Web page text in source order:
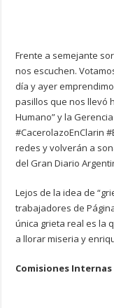
Frente a semejante
nos escuchen.
día y ayer
pasillos que nos llevó
Humano” y la
#CacerolazoEnClarin
redes y volverán a
del Gran Diario
Lejos de la idea de
trabajadores de
única grieta real es la
a llorar miseria y
Comisiones Internas